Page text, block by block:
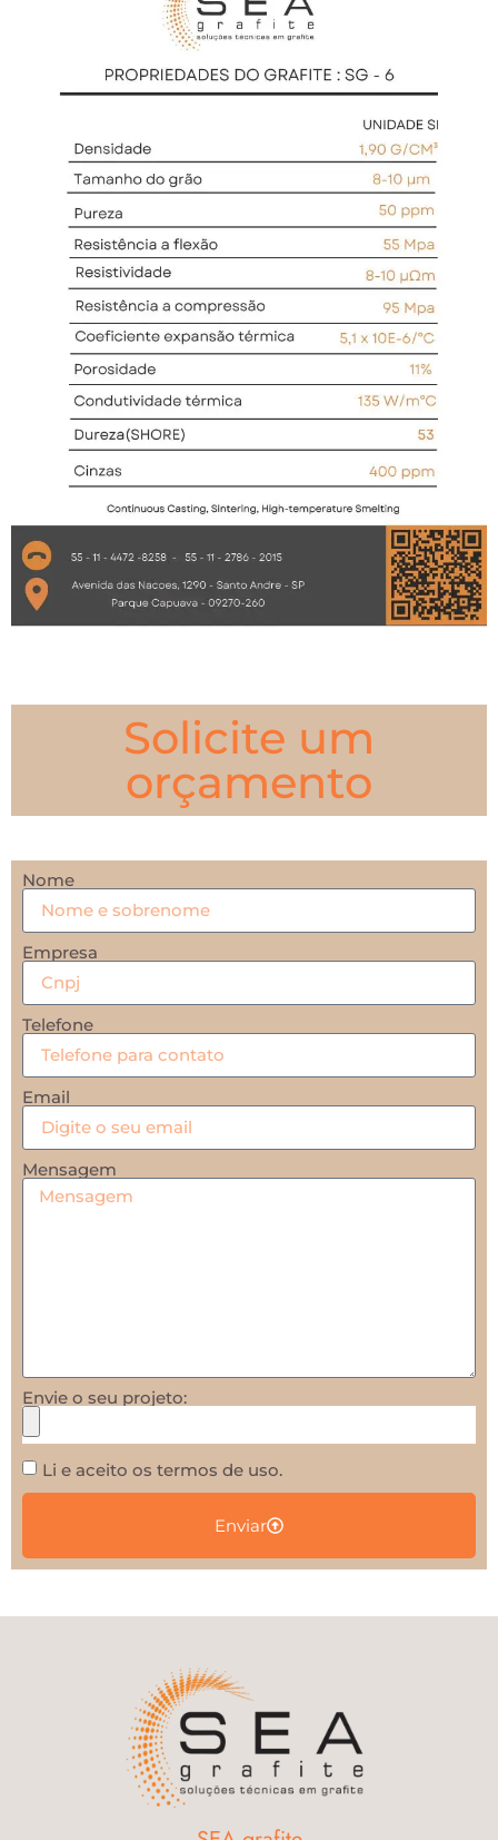
Solicite um
orçamento
Nome
Empresa
Telefone
Email
Mensagem
Envie o seu projeto:
Li e aceito os termos de uso.
Enviar